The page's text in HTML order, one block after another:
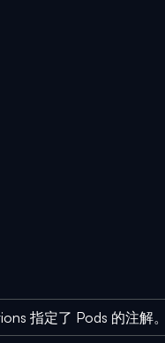
指定了 Pods 的注解。